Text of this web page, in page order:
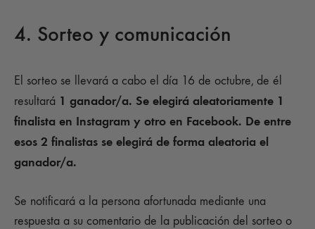
4. Sorteo y comunicación
El sorteo se llevará a cabo el día 16 de octubre, de él
resultará 1 ganador/a. Se elegirá aleatoriamente 1
finalista en Instagram y otro en Facebook. De entre
esos 2 finalistas se elegirá de forma aleatoria el
ganador/a.
Se notificará a la persona afortunada mediante una
respuesta a su comentario de la publicación del sorteo o